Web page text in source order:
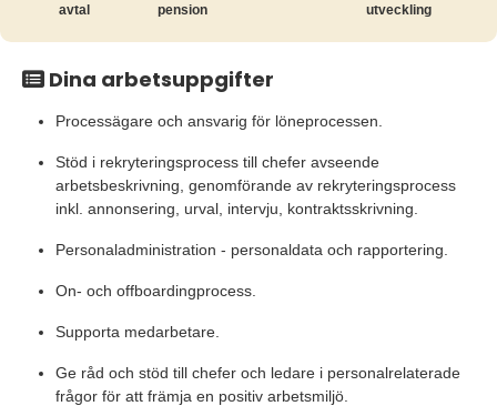
avtal
pension
utveckling
Dina arbetsuppgifter
Processägare och ansvarig för löneprocessen.
Stöd i rekryteringsprocess till chefer avseende
arbetsbeskrivning, genomförande av rekryteringsprocess
inkl. annonsering, urval, intervju, kontraktsskrivning.
Personaladministration - personaldata och rapportering.
On- och offboardingprocess.
Supporta medarbetare.
Ge råd och stöd till chefer och ledare i personalrelaterade
frågor för att främja en positiv arbetsmiljö.